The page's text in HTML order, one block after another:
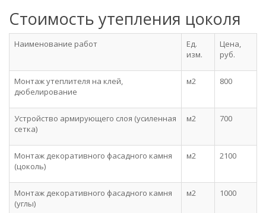
Стоимость утепления цоколя
Наименование работ
Ед.
изм.
Цена,
руб.
Монтаж утеплителя на клей,
дюбелирование
м2 800
Устройство армирующего слоя (усиленная
сетка)
м2 700
Монтаж декоративного фасадного камня
(цоколь)
м2 2100
Монтаж декоративного фасадного камня
(углы)
м2 1000